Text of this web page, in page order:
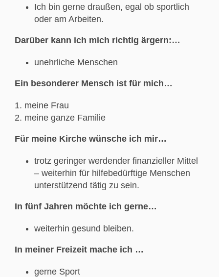
Ich bin gerne draußen, egal ob sportlich
oder am Arbeiten.
Darüber kann ich mich richtig ärgern:…
unehrliche Menschen
Ein besonderer Mensch ist für mich…
meine Frau
meine ganze Familie
Für meine Kirche wünsche ich mir…
trotz geringer werdender finanzieller Mittel
– weiterhin für hilfebedürftige Menschen
unterstützend tätig zu sein.
In fünf Jahren möchte ich gerne…
weiterhin gesund bleiben.
In meiner Freizeit mache ich …
gerne Sport